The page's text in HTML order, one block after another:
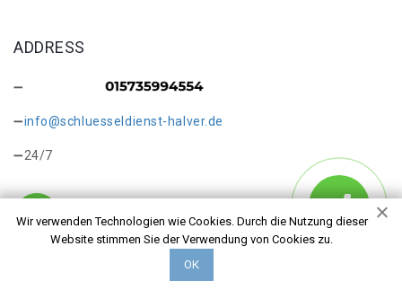
Wir verwenden Technologien wie Cookies. Durch die Nutzung dieser
Website stimmen Sie der Verwendung von Cookies zu.
ОК
ADDRESS
info@schluesseldienst-halver.de
24/7
Copyright © 2026 Schlüsseldienst Halver Hohl. Alle Rechte